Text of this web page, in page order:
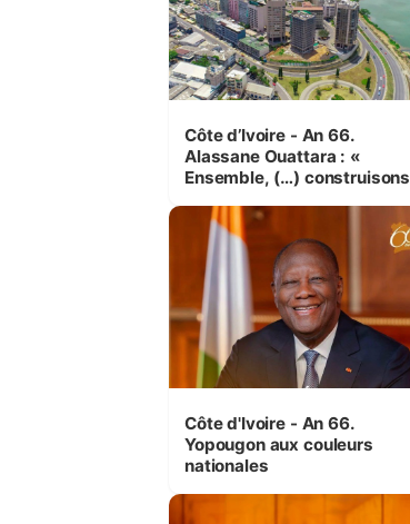
Côte d’Ivoire - An 66.
Alassane Ouattara : «
Ensemble, (…) construisons
mêmes et pour les
générations futures »
Côte d'Ivoire - An 66.
Yopougon aux couleurs
nationales